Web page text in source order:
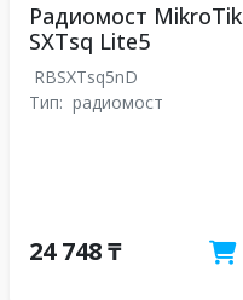
Радиомост MikroTik
SXTsq Lite5
RBSXTsq5nD
Тип: радиомост
24 748 ₸